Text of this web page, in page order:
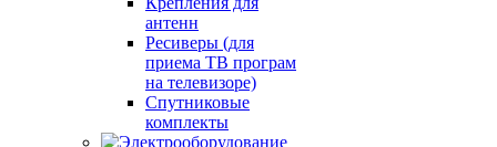
антенн
Ресиверы (для
приема ТВ програм
на телевизоре)
Спутниковые
комплекты